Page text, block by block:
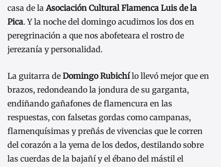
casa de laAsociación Cultural Flamenca Luis de la
Pica. Y la noche del domingo acudimos los dos en
peregrinación a que nos abofeteara el rostro de
jerezanía y personalidad.
La guitarra de Domingo Rubichílo llevó mejor que en
brazos, redondeando la jondura de su garganta,
endiñando gañafones de flamencura en las
respuestas, con falsetas gordas como campanas,
flamenquísimas y preñás de vivencias que le corren
del corazón a la yema de los dedos, destilando sobre
las cuerdas de la bajañí y el ébano del mástil el